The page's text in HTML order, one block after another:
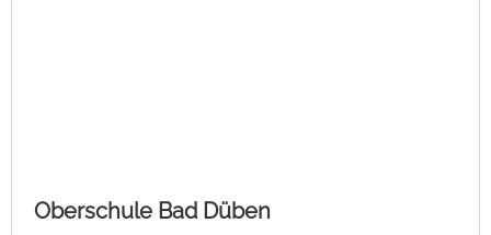
Oberschule Bad Düben